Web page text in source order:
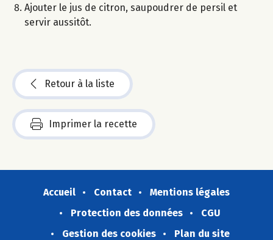
Ajouter le jus de citron, saupoudrer de persil et
servir aussitôt.
Retour à la liste
Imprimer la recette
Accueil Contact
Mentions légales
Protection des données
CGU
Gestion des cookies
Plan du site